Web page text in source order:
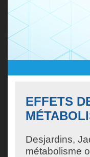
EFFETS
Desjardins,
métabolisme